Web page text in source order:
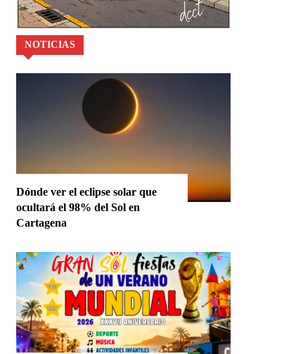
NOTICIAS
Dónde ver el eclipse solar que
ocultará el 98% del Sol en
Cartagena